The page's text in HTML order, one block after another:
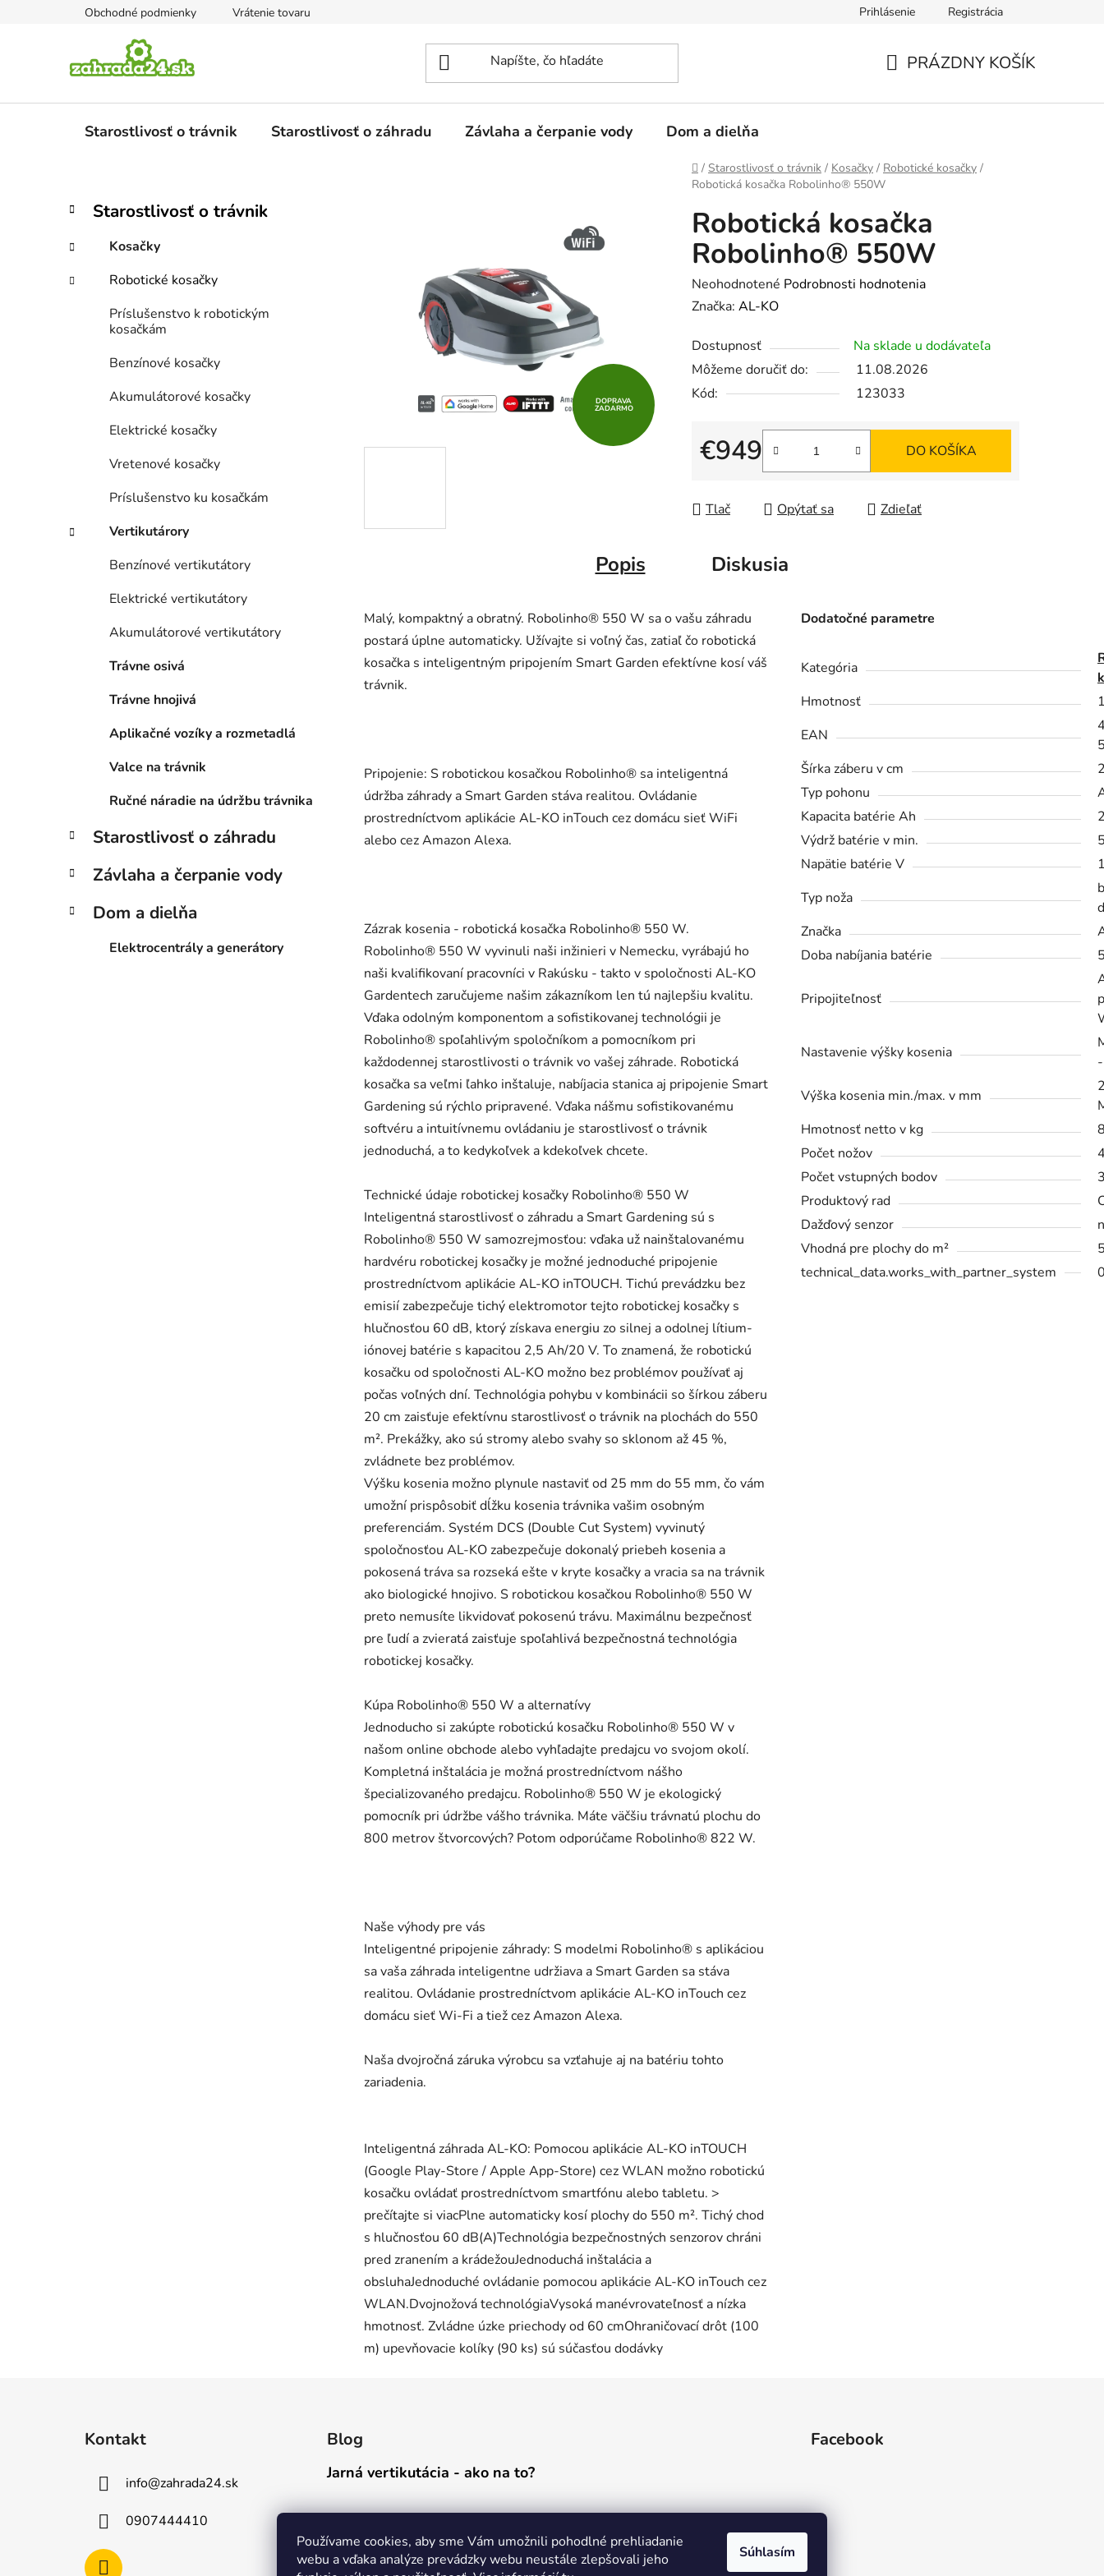
Používame cookies, aby sme Vám umožnili pohodlné prehliadanie
webu a vďaka analýze prevádzky webu neustále zlepšovali jeho
Súhlasím
Obchodné podmienky Vrátenie tovaru Prihlásenie Registrácia
PRÁZDNY KOŠÍK
Starostlivosť o trávnik Starostlivosť o záhradu Závlaha a čerpanie vody Dom a dielňa
Domov
/ Starostlivosť o trávnik / Kosačky / Robotické kosačky /
Robotická kosačka Robolinho® 550W
B
č
ý
Preskočiť
kategórie
K
a
e
g
ó
Starostlivosť o trávnik
Kosačky
Robotické kosačky
Príslušenstvo k robotickým
kosačkám
Benzínové kosačky
Akumulátorové kosačky
Elektrické kosačky
Vretenové kosačky
Príslušenstvo ku kosačkám
Vertikutárory
Benzínové vertikutátory
Elektrické vertikutátory
Akumulátorové vertikutátory
Trávne osivá
Trávne hnojivá
Aplikačné vozíky a rozmetadlá
Valce na trávnik
Ručné náradie na údržbu trávnika
Starostlivosť o záhradu
Závlaha a čerpanie vody
Dom a dielňa
Elektrocentrály a generátory
Robotická kosačka
Robolinho® 550W
Priemerné
hodnotenie
je
0,0
z
hviezdičiek.
Neohodnotené Podrobnosti hodnotenia
Značka: AL-KO
Dostupnosť
Na sklade u dodávateľa
Môžeme doručiť do:
11.08.2026
Kód:
123033
€949
Jednotková cena:
DO KOŠÍKA
Tlač Opýtať sa Zdieľať
DOPRAVA
ZADARMO
Popis Diskusia
Malý, kompaktný a obratný. Robolinho® 550 W sa o vašu záhradu
postará úplne automaticky. Užívajte si voľný čas, zatiaľ čo robotická
kosačka s inteligentným pripojením Smart Garden efektívne kosí váš
trávnik.
Pripojenie: S robotickou kosačkou Robolinho® sa inteligentná
údržba záhrady a Smart Garden stáva realitou. Ovládanie
prostredníctvom aplikácie AL-KO inTouch cez domácu sieť WiFi
alebo cez Amazon Alexa.
Zázrak kosenia - robotická kosačka Robolinho® 550 W.
Robolinho® 550 W vyvinuli naši inžinieri v Nemecku, vyrábajú ho
naši kvalifikovaní pracovníci v Rakúsku - takto v spoločnosti AL-KO
Gardentech zaručujeme našim zákazníkom len tú najlepšiu kvalitu.
Vďaka odolným komponentom a sofistikovanej technológii je
Robolinho® spoľahlivým spoločníkom a pomocníkom pri
každodennej starostlivosti o trávnik vo vašej záhrade. Robotická
kosačka sa veľmi ľahko inštaluje, nabíjacia stanica aj pripojenie Smart
Gardening sú rýchlo pripravené. Vďaka nášmu sofistikovanému
softvéru a intuitívnemu ovládaniu je starostlivosť o trávnik
jednoduchá, a to kedykoľvek a kdekoľvek chcete.
Technické údaje robotickej kosačky Robolinho® 550 W
Inteligentná starostlivosť o záhradu a Smart Gardening sú s
Robolinho® 550 W samozrejmosťou: vďaka už nainštalovanému
hardvéru robotickej kosačky je možné jednoduché pripojenie
prostredníctvom aplikácie AL-KO inTOUCH. Tichú prevádzku bez
emisií zabezpečuje tichý elektromotor tejto robotickej kosačky s
hlučnosťou 60 dB, ktorý získava energiu zo silnej a odolnej lítium-
iónovej batérie s kapacitou 2,5 Ah/20 V. To znamená, že robotickú
kosačku od spoločnosti AL-KO možno bez problémov používať aj
počas voľných dní. Technológia pohybu v kombinácii so šírkou záberu
20 cm zaisťuje efektívnu starostlivosť o trávnik na plochách do 550
m². Prekážky, ako sú stromy alebo svahy so sklonom až 45 %,
zvládnete bez problémov.
Výšku kosenia možno plynule nastaviť od 25 mm do 55 mm, čo vám
umožní prispôsobiť dĺžku kosenia trávnika vašim osobným
preferenciám. Systém DCS (Double Cut System) vyvinutý
spoločnosťou AL-KO zabezpečuje dokonalý priebeh kosenia a
pokosená tráva sa rozseká ešte v kryte kosačky a vracia sa na trávnik
ako biologické hnojivo. S robotickou kosačkou Robolinho® 550 W
preto nemusíte likvidovať pokosenú trávu. Maximálnu bezpečnosť
pre ľudí a zvieratá zaisťuje spoľahlivá bezpečnostná technológia
robotickej kosačky.
Kúpa Robolinho® 550 W a alternatívy
Jednoducho si zakúpte robotickú kosačku Robolinho® 550 W v
našom online obchode alebo vyhľadajte predajcu vo svojom okolí.
Kompletná inštalácia je možná prostredníctvom nášho
špecializovaného predajcu. Robolinho® 550 W je ekologický
pomocník pri údržbe vášho trávnika. Máte väčšiu trávnatú plochu do
800 metrov štvorcových? Potom odporúčame Robolinho® 822 W.
Naše výhody pre vás
Inteligentné pripojenie záhrady: S modelmi Robolinho® s aplikáciou
sa vaša záhrada inteligentne udržiava a Smart Garden sa stáva
realitou. Ovládanie prostredníctvom aplikácie AL-KO inTouch cez
domácu sieť Wi-Fi a tiež cez Amazon Alexa.
Naša dvojročná záruka výrobcu sa vzťahuje aj na batériu tohto
zariadenia.
Inteligentná záhrada AL-KO: Pomocou aplikácie AL-KO inTOUCH
(Google Play-Store / Apple App-Store) cez WLAN možno robotickú
kosačku ovládať prostredníctvom smartfónu alebo tabletu. >
prečítajte si viacPlne automaticky kosí plochy do 550 m². Tichý chod
s hlučnosťou 60 dB(A)Technológia bezpečnostných senzorov chráni
pred zranením a krádežouJednoduchá inštalácia a
obsluhaJednoduché ovládanie pomocou aplikácie AL-KO inTouch cez
WLAN.Dvojnožová technológiaVysoká manévrovateľnosť a nízka
hmotnosť. Zvládne úzke priechody od 60 cmOhraničovací drôt (100
m) upevňovacie kolíky (90 ks) sú súčasťou dodávky
Dodatočné parametre
Kategória
Hmotnosť
EAN
Šírka záberu v cm
Typ pohonu
Kapacita batérie Ah
Výdrž batérie v min.
Napätie batérie V
Typ noža
Značka
Doba nabíjania batérie
Pripojiteľnosť
Nastavenie výšky kosenia
Výška kosenia min./max. v mm
Hmotnosť netto v kg
Počet nožov
Počet vstupných bodov
Produktový rad
Dažďový senzor
Vhodná pre plochy do m²
technical_data.works_with_partner_system
Kontakt
info@zahrada24.sk
0907444410
Blog
Jarná vertikutácia - ako na to?
Facebook